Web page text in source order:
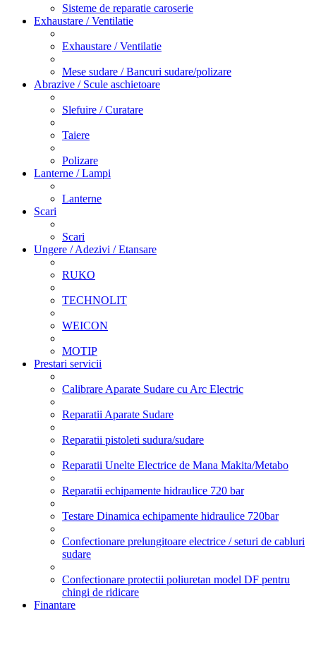
Sisteme de reparatie caroserie
Exhaustare / Ventilatie
Exhaustare / Ventilatie
Mese sudare / Bancuri sudare/polizare
Abrazive / Scule aschietoare
Slefuire / Curatare
Taiere
Polizare
Lanterne / Lampi
Lanterne
Scari
Scari
Ungere / Adezivi / Etansare
RUKO
TECHNOLIT
WEICON
MOTIP
Prestari servicii
Calibrare Aparate Sudare cu Arc Electric
Reparatii Aparate Sudare
Reparatii pistoleti sudura/sudare
Reparatii Unelte Electrice de Mana Makita/Metabo
Reparatii echipamente hidraulice 720 bar
Testare Dinamica echipamente hidraulice 720bar
Confectionare prelungitoare electrice / seturi de cabluri
sudare
Confectionare protectii poliuretan model DF pentru
chingi de ridicare
Finantare